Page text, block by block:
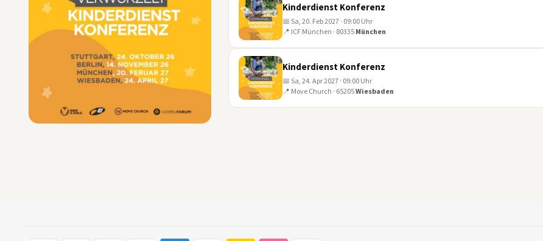
20
FEB
Kinderdienst Konferenz
📅 Sa, 20. Feb 2027 · 09:00 Uhr
📍 ICF München · 80335 München
24
Kinderdienst Konferenz
📅 Sa, 24. Apr 2027 · 09:00 Uhr
📍 Move Church · 65205Wiesbaden